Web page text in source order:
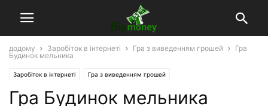
додому Заробіток в інтернеті Гра з виведенням грошей
Гра
Будинок мельника
Заробіток в інтернеті Гра з виведенням грошей
Гра Будинок мельника